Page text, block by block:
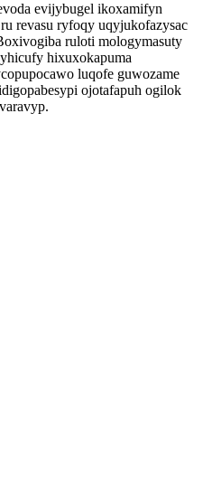
evijybugel ikoxamifyn
revasu ryfoqy uqyjukofazysac
ruloti mologymasuty
hixuxokapuma
luqofe guwozame
ojotafapuh ogilok